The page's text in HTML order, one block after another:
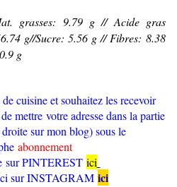
grasses: 9.79 g // Acide gras
g//Sucre: 5.56 g //Fibres: 8.38
g
cuisine et souhaitez les recevoir
mettre votre adresse dans la partie
sur mon blog) sous le
abonnement
sur PINTEREST ici
sur INSTAGRAM ici